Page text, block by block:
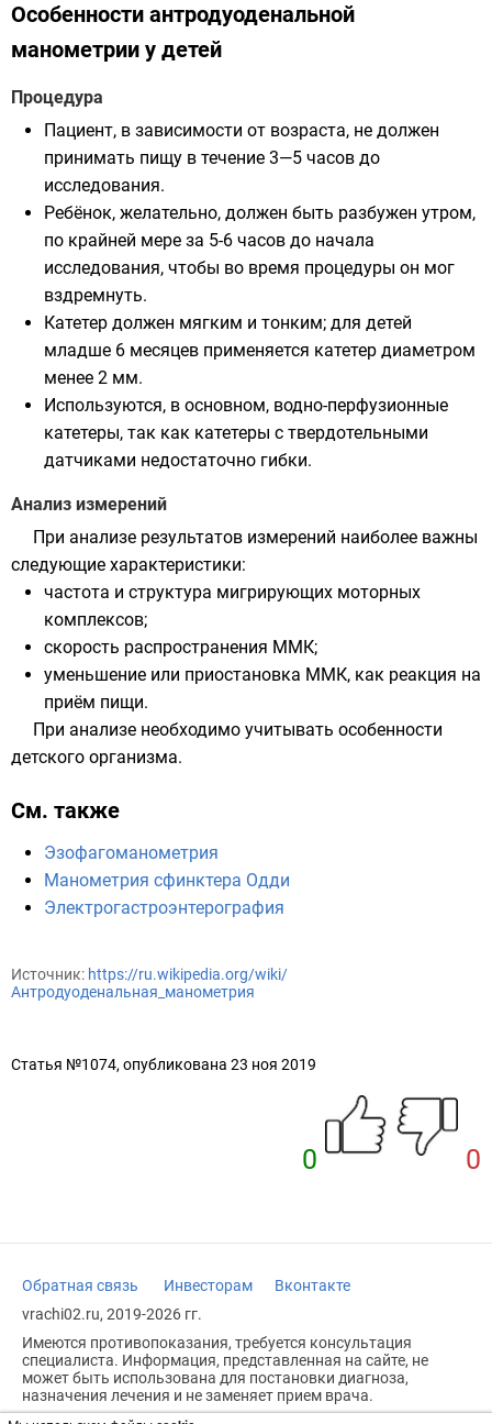
Особенности антродуоденальной
манометрии у детей
Процедура
Пациент, в зависимости от возраста, не должен
принимать пищу в течение 3—5 часов до
исследования.
Ребёнок, желательно, должен быть разбужен утром,
по крайней мере за 5-6 часов до начала
исследования, чтобы во время процедуры он мог
вздремнуть.
Катетер должен мягким и тонким; для детей
младше 6 месяцев применяется катетер диаметром
менее 2 мм.
Используются, в основном, водно-перфузионные
катетеры, так как катетеры с твердотельными
датчиками недостаточно гибки.
Анализ измерений
При анализе результатов измерений наиболее важны
следующие характеристики:
частота и структура мигрирующих моторных
комплексов;
скорость распространения ММК;
уменьшение или приостановка ММК, как реакция на
приём пищи.
При анализе необходимо учитывать особенности
детского организма.
См. также
Эзофагоманометрия
Манометрия сфинктера Одди
Электрогастроэнтерография
Источник: https://ru.wikipedia.org/wiki/
Антродуоденальная_манометрия
Статья №1074, опубликована 23 ноя 2019
0 0
Обратная связь Инвесторам
Вконтакте
vrachi02.ru, 2019-2026 гг.
Имеются противопоказания, требуется консультация
специалиста. Информация, представленная на сайте, не
может быть использована для постановки диагноза,
назначения лечения и не заменяет прием врача.